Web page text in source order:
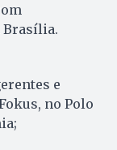
Brasília.
e
no Polo